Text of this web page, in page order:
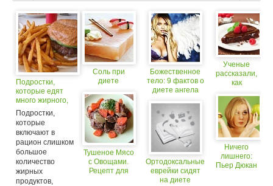
Подростки,
которые едят
много жирного,
рискуют
впоследствии
потерять память
Подростки,
которые
включают в
рацион слишком
большое
количество
жирных
продуктов,
Соль при
диете
Тушеное Мясо
с Овощами.
Рецепт для
Божественное
тело: 9 фактов о
диете ангела
Ортодоксальные
еврейки сидят
на диете
Ученые
рассказали,
как
есть
сладости
на диете
Ничего
лишнего:
Пьер Дюкан